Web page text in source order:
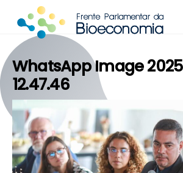
content
WhatsApp Image
12.47.46